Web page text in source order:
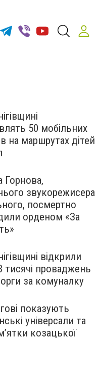
50 мобільних
на маршрутах дітей
Горнова,
звукорежисера
посмертно
орденом «За
відкрили
тисячі проваджень
за комуналку
показують
універсали та
козацької